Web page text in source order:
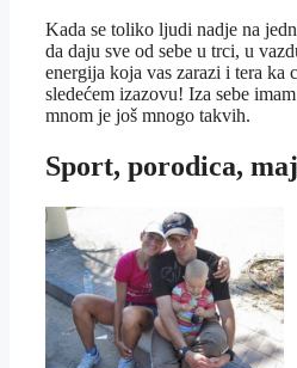
Kada se toliko ljudi nadje na
da daju sve od sebe u trci, u
energija koja vas zarazi i tera
sledećem izazovu! Iza sebe
mnom je još mnogo takvih.
Sport, porodica,